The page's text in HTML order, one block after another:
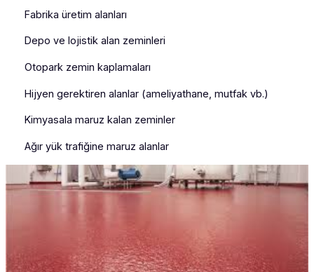
Fabrika üretim alanları
Depo ve lojistik alan zeminleri
Otopark zemin kaplamaları
Hijyen gerektiren alanlar (ameliyathane, mutfak vb.)
Kimyasala maruz kalan zeminler
Ağır yük trafiğine maruz alanlar